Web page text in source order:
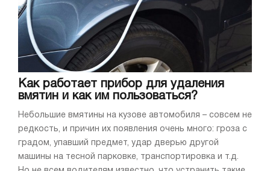
Как работает прибор для удаления
вмятин и как им пользоваться?
Небольшие вмятины на кузове автомобиля – совсем не
редкость, и причин их появления очень много: гроза с
градом, упавший предмет, удар дверью другой
машины на тесной парковке, транспортировка и т.д.